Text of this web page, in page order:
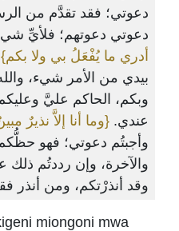
دعوتي؛ فقد تقدَّم من
دعوتي دعوتهم؛ فلأيِّ
أدري ما يُفْعَلُ بي ولا بكم}
بيدي من الأمر شيء،
وبكم، الحاكم عليَّ
عندي. {وما أنا إلاَّ نذيرٌ
وأجبتُم دعوتي؛ فهو
والآخرة، وإن رددتُم
وقد أنذرْتكم، ومن أنذر
miongoni mwa